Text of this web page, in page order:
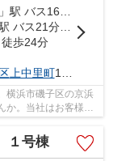
」駅 バス16分 「さわの里小学校前」 停歩2分
ス21分 「さわの里小学校」 停歩2分
徒歩24分
上中里町1028
横浜市磯子区の京浜
。当社はお客様の
１号棟